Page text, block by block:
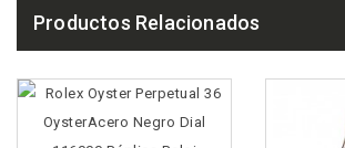
Productos Relacionados